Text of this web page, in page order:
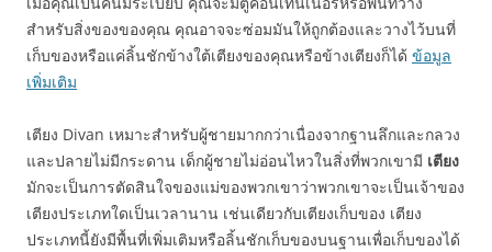
สำหรับสิ่งของของคุณ คุณอาจจะซ่อมมันให้ถูกต้องและวางไว้บนที่
เก็บของหรือแค่ลิ้นชักข้างใต้เตียงของคุณหรือข้างเตียงก็ได้ ข้อมูล
เพิ่มเติม
เตียง Divan เหมาะสำหรับผู้ชายมากกว่าเนื่องจากฐานลึกและกลวง
และปลายไม่มีกระดาน เด็กผู้ชายไม่อ่อนไหวในสิ่งที่พวกเขามี เตียง
มักจะเป็นการตัดสินใจของแม่ของพวกเขาว่าพวกเขาจะเป็นเจ้าของ
เตียงประเภทใดเป็นเวลานาน เช่นเดียวกับเตียงเก็บของ เตียง
ประเภทนี้ยังมีพื้นที่เพิ่มเติมหรือลิ้นชักเก็บของบนฐานเพื่อเก็บของได้